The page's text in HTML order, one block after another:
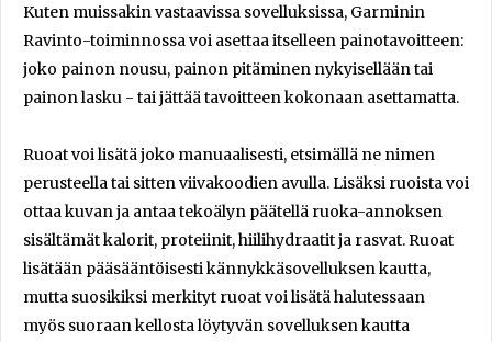
Kuten muissakin vastaavissa sovelluksissa, Garminin
Ravinto-toiminnossa voi asettaa itselleen painotavoitteen:
joko painon nousu, painon pitäminen nykyisellään tai
painon lasku - tai jättää tavoitteen kokonaan asettamatta.
Ruoat voi lisätä joko manuaalisesti, etsimällä ne nimen
perusteella tai sitten viivakoodien avulla. Lisäksi ruoista voi
ottaa kuvan ja antaa tekoälyn päätellä ruoka-annoksen
sisältämät kalorit, proteiinit, hiilihydraatit ja rasvat. Ruoat
lisätään pääsääntöisesti kännykkäsovelluksen kautta,
mutta suosikiksi merkityt ruoat voi lisätä halutessaan
myös suoraan kellosta löytyvän sovelluksen kautta